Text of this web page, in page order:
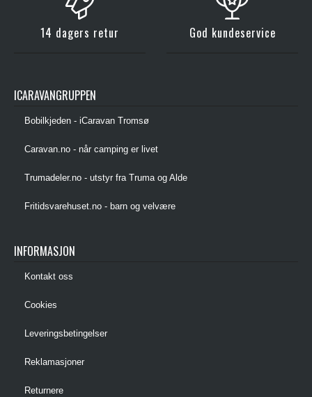
14 dagers retur God kundeservice
ICARAVANGRUPPEN
Bobilkjeden - iCaravan Tromsø
Caravan.no - når camping er livet
Trumadeler.no - utstyr fra Truma og Alde
Fritidsvarehuset.no - barn og velvære
INFORMASJON
Kontakt oss
Cookies
Leveringsbetingelser
Reklamasjoner
Returnere